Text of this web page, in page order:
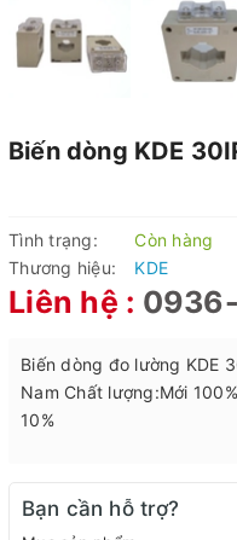
Biến dòng KDE
Tình trạng:
Còn hàng
Thương hiệu:
KDE
Liên hệ :
Biến dòng đo lường KDE
Nam Chất lượng:Mới
10%
Bạn cần hỗ trợ?